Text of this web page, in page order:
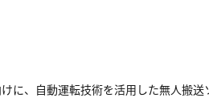
に、自動運転技術を活用した無人搬送